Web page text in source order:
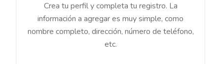
Crea tu perfil y completa tu registro. La
información a agregar es muy simple, como
nombre completo, dirección, número de teléfono,
etc.